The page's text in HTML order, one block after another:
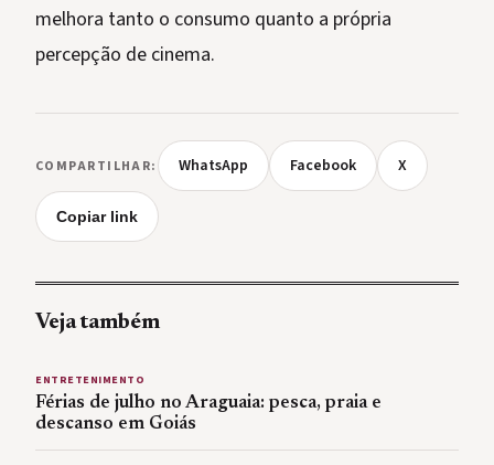
melhora tanto o consumo quanto a própria
percepção de cinema.
COMPARTILHAR: WhatsApp Facebook X
Copiar link
Veja também
ENTRETENIMENTO
Férias de julho no Araguaia: pesca, praia e
descanso em Goiás